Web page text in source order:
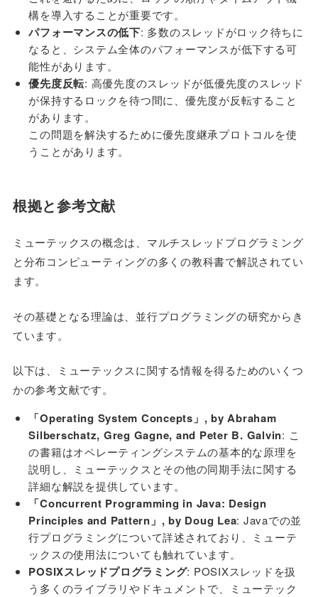
構を導入することが重要です。
パフォーマンスの低下: 多数のスレッドがロック待ちに
なると、システム全体のパフォーマンスが低下する可
能性があります。
優先度反転: 高優先度のスレッドが低優先度のスレッド
が保持するロックを待つ間に、優先度が反転すること
があります。
この問題を解決するために優先度継承プロトコルを使
うことがあります。
根拠と参考文献
ミューテックスの概念は、マルチスレッドプログラミング
と分布コンピューティングの多くの教科書で解説されてい
ます。
その基礎となる理論は、並行プログラミングの研究からき
ています。
以下は、ミューテックスに関する情報を得るためのいくつ
かの参考文献です。
「Operating System Concepts」, by Abraham
Silberschatz, Greg Gagne, and Peter B. Galvin: こ
の書籍はオペレーティングシステムの基本的な原理を
説明し、ミューテックスとその他の同期手法に関する
詳細な解説を提供しています。
「Concurrent Programming in Java: Design
Principles and Pattern」, by Doug Lea: Javaでの並
行プログラミングについて詳述されており、ミューテ
ックスの使用法についても触れています。
POSIXスレッドプログラミング: POSIXスレッドを扱
う多くのライブラリやドキュメントで、ミューテック